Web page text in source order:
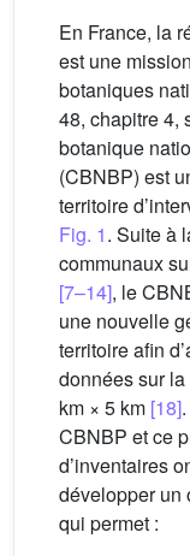
En France, la
est une
botaniques
48, chapitre 4,
botanique
(CBNBP) est
territoire
Fig. 1. Suite à
communaux
[7–14], le
une nouvelle
territoire afin
données sur
km × 5 km [18]
CBNBP et ce
d’inventaires
développer un
qui permet :